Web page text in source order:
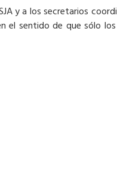
y a los secretarios
el sentido de que sólo